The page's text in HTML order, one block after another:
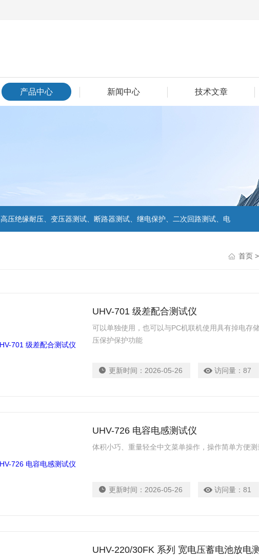
产品中心 新闻中心 技术文章
压绝缘耐压、变压器测试、断路器测试、继电保护、二次回路测试、电
首页 >
UHV-701 级差配合测试仪
可以单独使用，也可以与PC机联机使用具有掉电存
压保护保护功能
更新时间： 2026-05-26 访问量：87
UHV-726 电容电感测试仪
体积小巧、重量轻全中文菜单操作，操作简单方便
更新时间： 2026-05-26 访问量：81
UHV-220/30FK 系列 宽电压蓄电池放电